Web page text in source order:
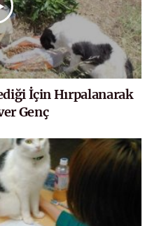
İçin Hırpalanarak
Genç